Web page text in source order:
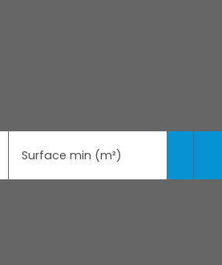
Surface min (m²)